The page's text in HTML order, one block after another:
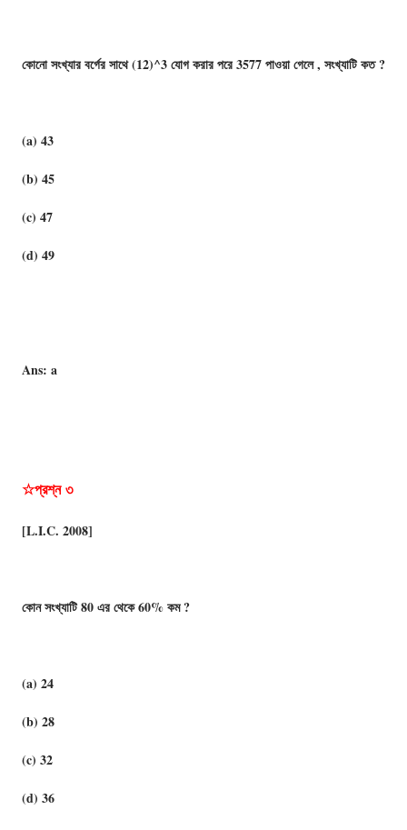
কোনো সংখ্যার বর্গের সাথে (12)^3 যোগ করার পরে 3577 পাওয়া গেলে , সংখ্যাটি কত ?
(a) 43
(b) 45
(c) 47
(d) 49
Ans: a
☆প্রশ্ন৩
[L.I.C. 2008]
কোন সংখ্যাটি 80 এর থেকে 60% কম ?
(a) 24
(b) 28
(c) 32
(d) 36